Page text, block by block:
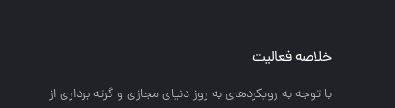
خلاصه فعالیت
با توجه به رويكردهاي به روز دنياي مجازي و گرته برداري از